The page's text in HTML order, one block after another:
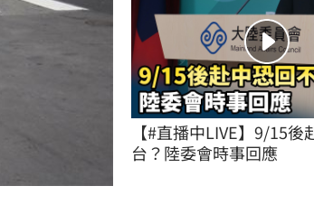
【#直播中LIVE】9/15後
台？陸委會時事回應